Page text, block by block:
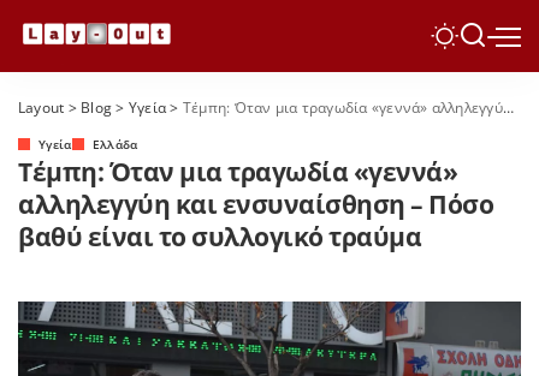
Layout > Blog> Yγεία> Τέμπη: Όταν μια τραγωδία «γεννά» αλληλεγγύη και ενσυναίσθηση – Πόσο βαθύ είναι το συλλογικό τραύμα
Yγεία Ελλάδα
Τέμπη: Όταν μια τραγωδία «γεννά»
αλληλεγγύη και ενσυναίσθηση – Πόσο
βαθύ είναι το συλλογικό τραύμα